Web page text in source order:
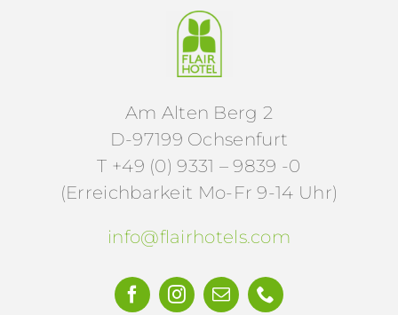
Am Alten Berg 2
D-97199 Ochsenfurt
T +49 (0) 9331 – 9839 -0
(Erreichbarkeit Mo-Fr 9-14 Uhr)
info@flairhotels.com